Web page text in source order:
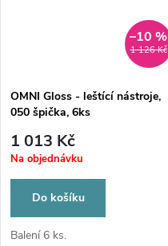
1 126 Kč
–10 %
OMNI Gloss - leštící nástroje,
050 špička, 6ks
1 013 Kč
Na objednávku
Do košíku
Balení 6 ks.